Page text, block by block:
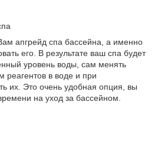
апгрейд спа бассейна, а именно
его. В результате ваш спа будет
уровень воды, сам менять
реагентов в воде и при
их. Это очень удобная опция, вы
на уход за бассейном.